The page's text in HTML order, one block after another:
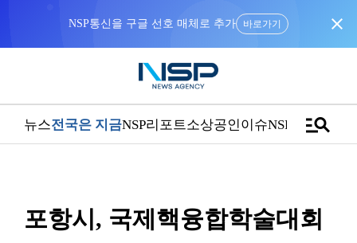
NSP통신을 구글 선호 매체로 추가 바로가기 close
뉴스전국은 지금NSP리포트소상공인이슈NSPTVmanage_search
포항시, 국제핵융합학술대회